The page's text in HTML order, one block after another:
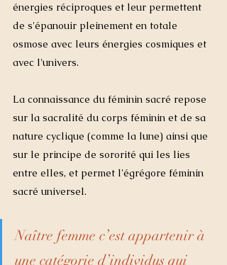
énergies réciproques et leur permettent
de s'épanouir pleinement en totale
osmose avec leurs énergies cosmiques et
avec l'univers.
La connaissance du féminin sacré repose
sur la sacralité du corps féminin et de sa
nature cyclique (comme la lune) ainsi que
sur le principe de sororité qui les lies
entre elles, et permet l'égrégore féminin
sacré universel.
Naître femme c’est appartenir à
une catégorie d’individus qui